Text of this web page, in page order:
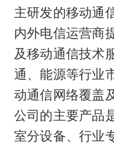
主研发的移动通
内外电信运营商
及移动通信技术
通、能源等行业
动通信网络覆盖
公司的主要产品
室分设备、行业